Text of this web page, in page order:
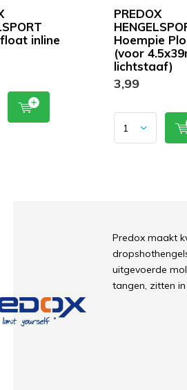
inline
PREDOX
Hoempie
(voor
lichtstaaf)
3,99
Predox maakt
uitgevoerde
tangen, zitten